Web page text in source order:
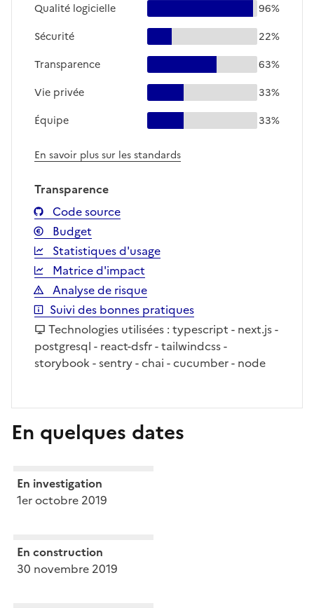
Qualité logicielle
96%
Sécurité
22%
Transparence
63%
Vie privée
33%
Équipe
33%
En savoir plus sur les standards
Transparence
Code source
Budget
Statistiques d'usage
Matrice d'impact
Analyse de risque
Suivi des bonnes pratiques
Technologies utilisées : typescript - next.js -
postgresql - react-dsfr - tailwindcss -
storybook - sentry - chai - cucumber - node
En quelques dates
En investigation
1er octobre 2019
En construction
30 novembre 2019